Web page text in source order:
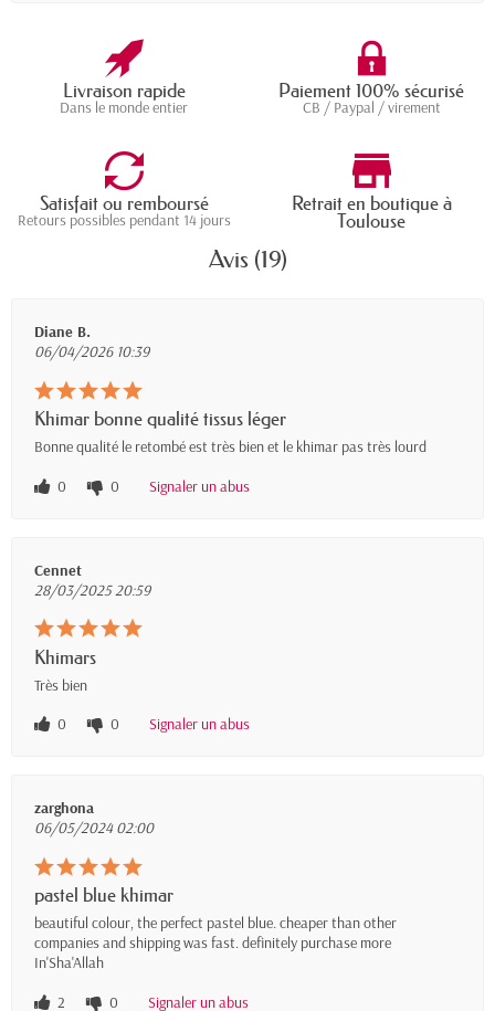
Livraison rapide
Dans le monde entier
Paiement 100% sécurisé
CB / Paypal / virement
Satisfait ou remboursé
Retours possibles pendant 14 jours
Retrait en boutique à
Toulouse
Avis (19)
Diane B.
06/04/2026 10:39
Khimar bonne qualité tissus léger
Bonne qualité le retombé est très bien et le khimar pas très lourd
0
0 Signaler un abus
Cennet
28/03/2025 20:59
Khimars
Très bien
0
0 Signaler un abus
zarghona
06/05/2024 02:00
pastel blue khimar
beautiful colour, the perfect pastel blue. cheaper than other
companies and shipping was fast. definitely purchase more
In'Sha'Allah
2
0 Signaler un abus